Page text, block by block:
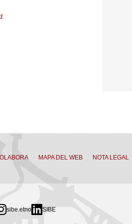
MAPA DEL WEB NOTA LEGAL
sibe.etno SIBE